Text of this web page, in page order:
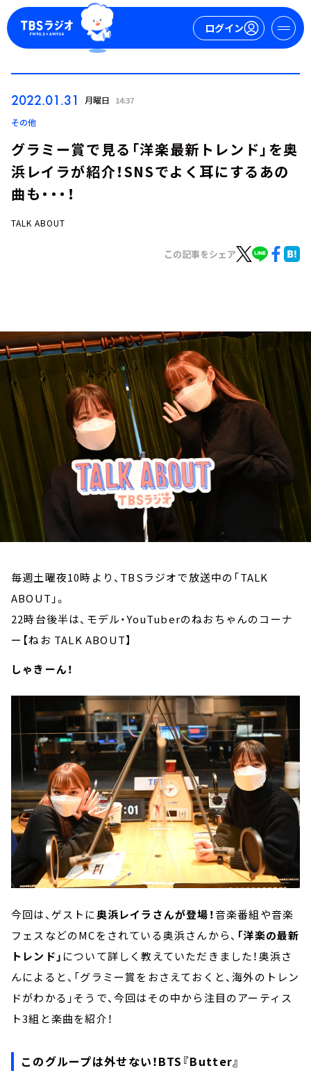
ログイン
イベント・グッズ
YouTube
会社情報
2022.01.31 月曜日 14:37
その他
グラミー賞で見る「洋楽最新トレンド」を奥
浜レイラが紹介！SNSでよく耳にするあの
曲も・・・！
TALK ABOUT
この記事をシェア
毎週土曜夜10時より、TBSラジオで放送中の「TALK
ABOUT」。
22時台後半は、モデル・YouTuberのねおちゃんのコーナ
ー【ねお TALK ABOUT】
しゃきーん！
今回は、ゲストに奥浜レイラさんが登場！音楽番組や音楽
フェスなどのMCをされている奥浜さんから、 「洋楽の最新
トレンド」 について詳しく教えていただきました！奥浜さ
んによると、「グラミー賞をおさえておくと、海外のトレン
ドがわかる」そうで、今回はその中から注目のアーティス
ト3組と楽曲を紹介！
このグループは外せない！BTS『Butter』